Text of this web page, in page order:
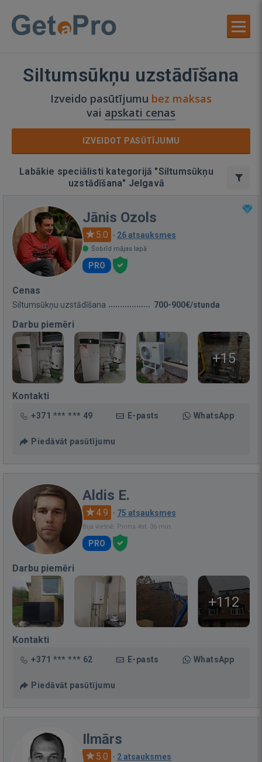
Siltumsūkņu uzstādīšana
Izveido pasūtījumu bez maksas
vai apskati cenas
IZVEIDOT PASŪTĪJUMU
Labākie speciālisti kategorijā "Siltumsūkņu
uzstādīšana" Jelgavā
Jānis Ozols
5.0 · 26 atsauksmes
Šobrīd mājas lapā
PRO
Cenas
Siltumsūkņu uzstādīšana 700-900€/stunda
Darbu piemēri
+15
Kontakti
+371 *** *** 49 E-pasts WhatsApp
Piedāvāt pasūtījumu
Aldis E.
4.9 · 75 atsauksmes
Bija vietnē: Pirms 4st. 36 min.
PRO
Darbu piemēri
+112
Kontakti
+371 *** *** 62 E-pasts WhatsApp
Piedāvāt pasūtījumu
Ilmārs
5.0 · 2 atsauksmes